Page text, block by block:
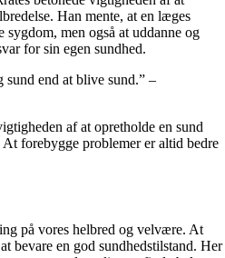
Han mente, at en læges
men også at uddanne og
for sin egen sundhed.
sund end at blive sund.” –
af ​​at opretholde en sund
forebygge problemer er altid bedre
på vores helbred og velvære. At
bevare en god sundhedstilstand. Her